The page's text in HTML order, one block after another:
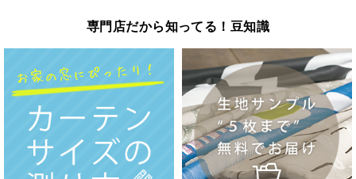
専門店だから知ってる！豆知識